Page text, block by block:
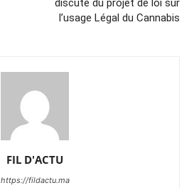
discute du projet de loi sur
l’usage Légal du Cannabis
FIL D'ACTU
https://fildactu.ma